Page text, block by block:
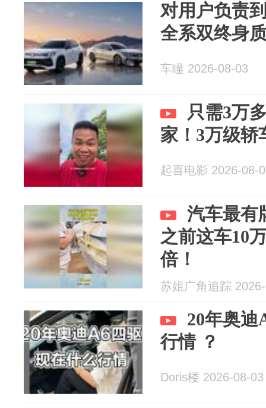
对用户负责
全系双终身
车瞳 2026-08-03
只需3万
家！3万级轿
起喜电影 2026-08-
汽车最有
之前这车10
倍！
苏姐广角追踪
20年奥迪
行情 ？
Doris楼 2026-08-03